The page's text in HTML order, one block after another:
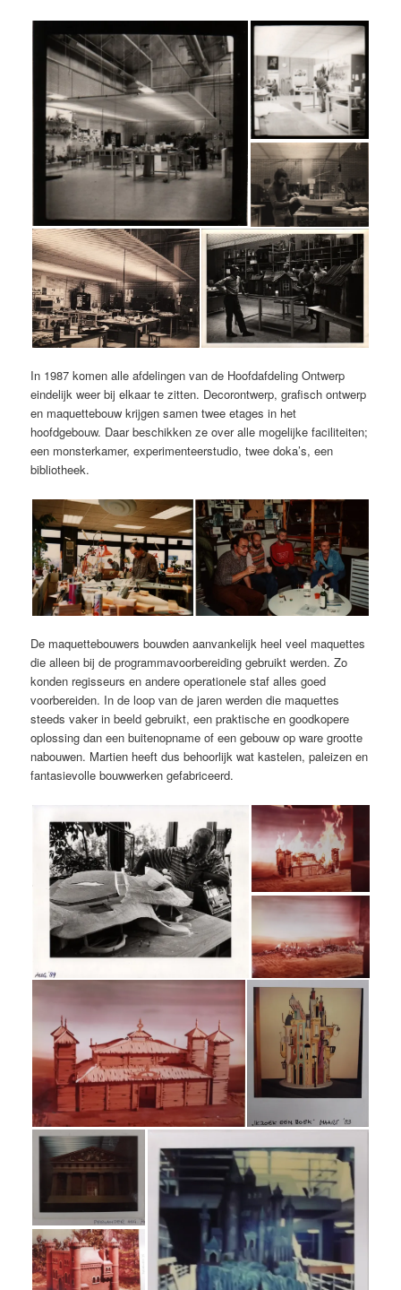
In 1987 komen alle afdelingen van de Hoofdafdeling Ontwerp
eindelijk weer bij elkaar te zitten. Decorontwerp, grafisch ontwerp
en maquettebouw krijgen samen twee etages in het
hoofdgebouw. Daar beschikken ze over alle mogelijke faciliteiten;
een monsterkamer, experimenteerstudio, twee doka’s, een
bibliotheek.
De maquettebouwers bouwden aanvankelijk heel veel maquettes
die alleen bij de programmavoorbereiding gebruikt werden. Zo
konden regisseurs en andere operationele staf alles goed
voorbereiden. In de loop van de jaren werden die maquettes
steeds vaker in beeld gebruikt, een praktische en goodkopere
oplossing dan een buitenopname of een gebouw op ware grootte
nabouwen. Martien heeft dus behoorlijk wat kastelen, paleizen en
fantasievolle bouwwerken gefabriceerd.